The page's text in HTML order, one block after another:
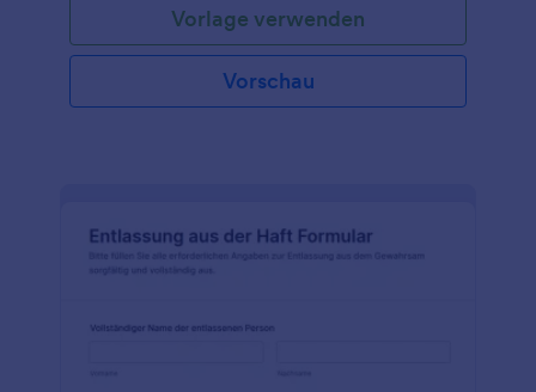
Scene Investigation) ist für alle verfügbar!Passen Sie
das Formular einfach mit Ihrem Logo an, fügen Sie
den Namen Ihrer Polizeibehörde hinzu und schon
können Sie Informationen über den Tatort erfassen.
die erfassten Informationen mit unseren über 100
Integrationen vertraulich behandeln und sogar den
mit einer kostenlosen Vorlage für ein Tatort-
Vorlage verwenden
Vorschau